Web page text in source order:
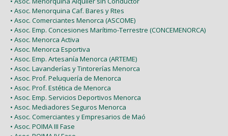
• Asoc. Menorquina Caf. Bares y Rtes
• Asoc. Comerciantes Menorca (ASCOME)
• Asoc. Emp. Concesiones Marítimo-Terrestre (CONCEMENORCA)
• Asoc. Menorca Activa
• Asoc. Menorca Esportiva
• Asoc. Emp. Artesanía Menorca (ARTEME)
• Asoc. Lavanderías y Tintorerías Menorca
• Asoc. Prof. Peluquería de Menorca
• Asoc. Prof. Estética de Menorca
• Asoc. Emp. Servicios Deportivos Menorca
• Asoc. Mediadores Seguros Menorca
• Asoc. Comerciantes y Empresarios de Maó
• Asoc. POIMA III Fase